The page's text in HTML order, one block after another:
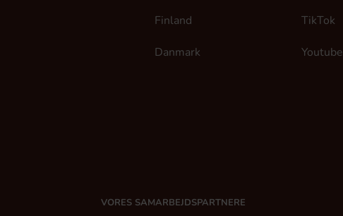
Finland
Danmark
TikTok
Youtube
VORES SAMARBEJDSPARTNERE